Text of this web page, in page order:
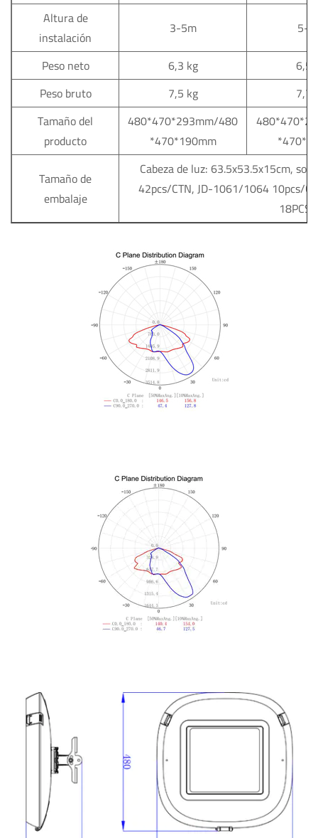
Altura de
instalación
3-5m
5-
Peso neto
6,3 kg
6,5
Peso bruto
7,5 kg
7,7
Tamaño del
producto
480*470*293mm/480
*470*190mm
Tamaño de
embalaje
Cabeza de luz: 63.5x53.5x15cm,
42pcs/CTN, JD-1061/1064 10pcs/